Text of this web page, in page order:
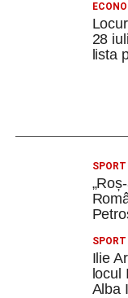
28
lista
SPORT
SPORT
Ilie
locul
Alba